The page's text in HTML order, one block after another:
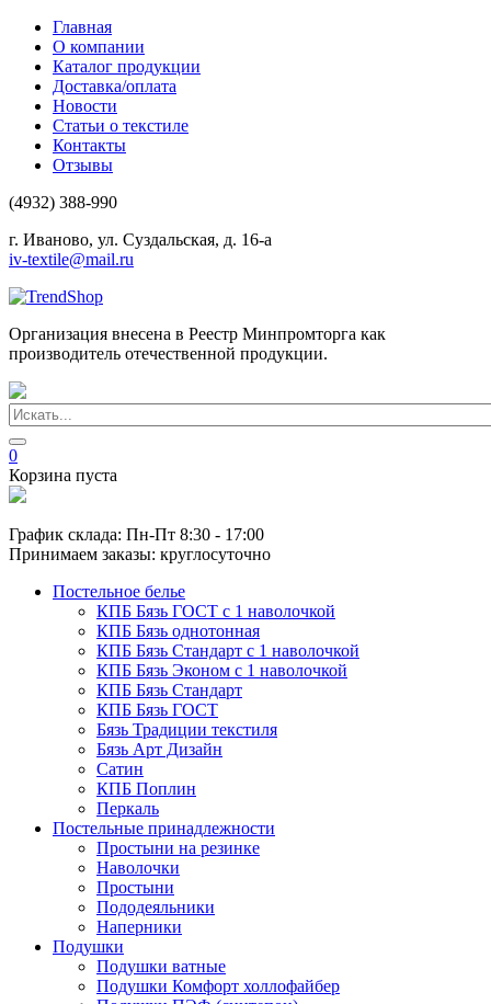
Главная
О компании
Каталог продукции
Доставка/оплата
Новости
Статьи о текстиле
Контакты
Отзывы
(4932) 388-990
г. Иваново, ул. Суздальская, д. 16-а
iv-textile@mail.ru
Организация внесена в Реестр Минпромторга как
производитель отечественной продукции.
0
Корзина пуста
График склада: Пн-Пт 8:30 - 17:00
Принимаем заказы: круглосуточно
Постельное белье
КПБ Бязь ГОСТ c 1 наволочкой
КПБ Бязь однотонная
КПБ Бязь Стандарт c 1 наволочкой
КПБ Бязь Эконом с 1 наволочкой
КПБ Бязь Стандарт
КПБ Бязь ГОСТ
Бязь Традиции текстиля
Бязь Арт Дизайн
Сатин
КПБ Поплин
Перкаль
Постельные принадлежности
Простыни на резинке
Наволочки
Простыни
Пододеяльники
Наперники
Подушки
Подушки ватные
Подушки Комфорт холлофайбер